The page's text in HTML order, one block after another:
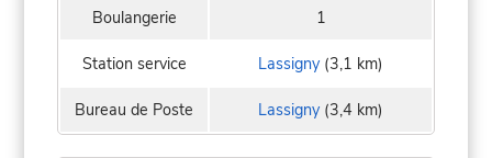
Boulangerie 1
Station service Lassigny (3,1 km)
Bureau de Poste Lassigny (3,4 km)